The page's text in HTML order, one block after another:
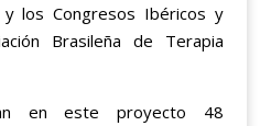
y los Congresos Ibéricos y
Brasileña de Terapia
en este proyecto 48